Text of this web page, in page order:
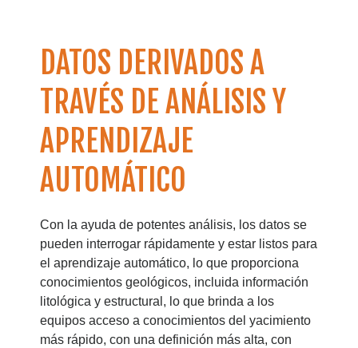
DATOS DERIVADOS A
TRAVÉS DE ANÁLISIS Y
APRENDIZAJE
AUTOMÁTICO
Con la ayuda de potentes análisis, los datos se
pueden interrogar rápidamente y estar listos para
el aprendizaje automático, lo que proporciona
conocimientos geológicos, incluida información
litológica y estructural, lo que brinda a los
equipos acceso a conocimientos del yacimiento
más rápido, con una definición más alta, con